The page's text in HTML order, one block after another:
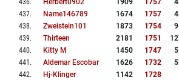
436. Herbert0902 1909 1757
437. Name146789 1674 1757
438. Zweistein101 1873 1754
439. Thirteen 2181 1751
440. Kitty M 1450 1747
441 . Aldemar Escobar 1626 1732
442. Hj-Klinger 1142 1728